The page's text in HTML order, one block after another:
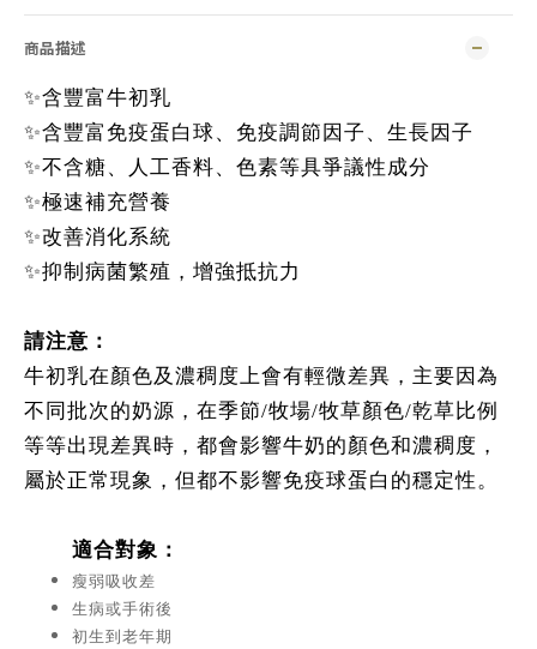
商品描述
✨含豐富牛初乳
✨含豐富免疫蛋白球、免疫調節因子、生長因子
✨不含糖、人工香料、色素等具爭議性成分
✨極速補充營養
✨改善消化系統
✨抑制病菌繁殖，增強抵抗力
請注意：
牛初乳在顏色及濃稠度上會有輕微差異，主要因為
不同批次的奶源，在季節/牧場/牧草顏色/乾草比例
等等出現差異時，都會影響牛奶的顏色和濃稠度，
屬於正常現象，但都不影響免疫球蛋白的穩定性。
適合對象：
瘦弱吸收差
生病或手術後
初生到老年期